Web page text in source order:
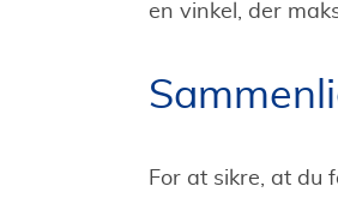
en vinkel, der
For at sikre, at du